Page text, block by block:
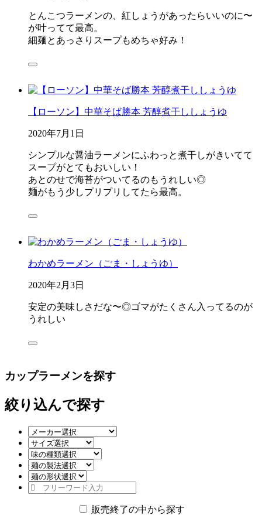
とんこつラーメンの、紅しょうがあったらいいのに〜
が叶ってて最高。
細麺とあっさりスープもめちゃ好み！
【ローソン】中華そば勝本 芳醇煮干ししょうゆ
2020年7月1日
シンプルな醤油ラーメンにふわっと煮干しがきいてて
スープがとてもおいしい！
あとのせで海苔がついてるのもうれしい◎
麺がもう少しプリプリしてたら最高。
わかめラーメン（ごま・しょうゆ）
2020年2月3日
安定の美味しさだな〜◎ゴマがたくさん入ってるのが
うれしい
カップラーメンを探す
絞り込んで探す
販売終了の中から探す